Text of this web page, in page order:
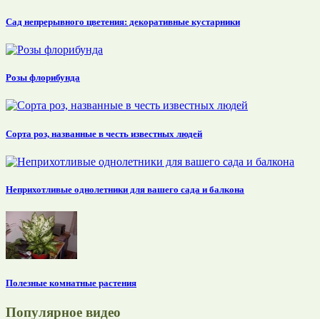
Сад непрерывного цветения: декоративные кустарники
Розы флорибунда
Сорта роз, названные в честь известных людей
Неприхотливые однолетники для вашего сада и балкона
Полезные комнатные растения
Популярное видео